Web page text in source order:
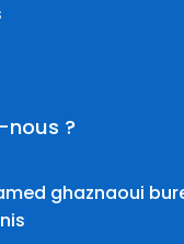
nous ?
ghaznaoui